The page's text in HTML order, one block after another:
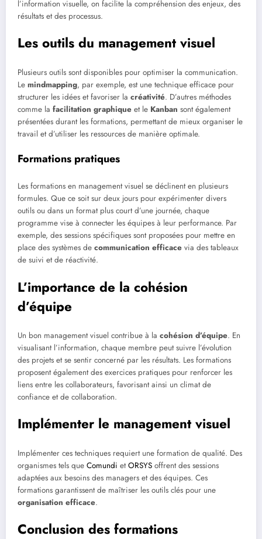
l’information visuelle, on facilite la compréhension des enjeux, des
résultats et des processus.
Les outils du management visuel
Plusieurs outils sont disponibles pour optimiser la communication.
Le mindmapping, par exemple, est une technique efficace pour
structurer les idées et favoriser la créativité. D’autres méthodes
comme la facilitation graphique et le Kanban sont également
présentées durant les formations, permettant de mieux organiser le
travail et d’utiliser les ressources de manière optimale.
Formations pratiques
Les formations en management visuel se déclinent en plusieurs
formules. Que ce soit sur deux jours pour expérimenter divers
outils ou dans un format plus court d’une journée, chaque
programme vise à connecter les équipes à leur performance. Par
exemple, des sessions spécifiques sont proposées pour mettre en
place des systèmes de communication efficace via des tableaux
de suivi et de réactivité.
L’importance de la cohésion
d’équipe
Un bon management visuel contribue à la cohésion d’équipe. En
visualisant l’information, chaque membre peut suivre l’évolution
des projets et se sentir concerné par les résultats. Les formations
proposent également des exercices pratiques pour renforcer les
liens entre les collaborateurs, favorisant ainsi un climat de
confiance et de collaboration.
Implémenter le management visuel
Implémenter ces techniques requiert une formation de qualité. Des
organismes tels que Comundi etORSYS offrent des sessions
adaptées aux besoins des managers et des équipes. Ces
formations garantissent de maîtriser les outils clés pour une
organisation efficace.
Conclusion des formations